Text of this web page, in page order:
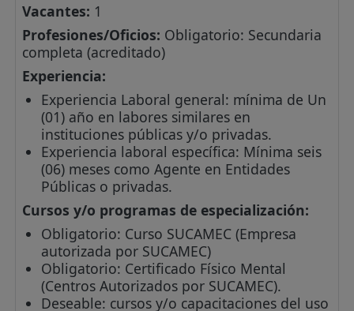
Vacantes: 1
Profesiones/Oficios: Obligatorio: Secundaria
completa (acreditado)
Experiencia:
Experiencia Laboral general: mínima de Un
(01) año en labores similares en
instituciones públicas y/o privadas.
Experiencia laboral específica: Mínima seis
(06) meses como Agente en Entidades
Públicas o privadas.
Cursos y/o programas de especialización:
Obligatorio: Curso SUCAMEC (Empresa
autorizada por SUCAMEC)
Obligatorio: Certificado Físico Mental
(Centros Autorizados por SUCAMEC).
Deseable: cursos y/o capacitaciones del uso